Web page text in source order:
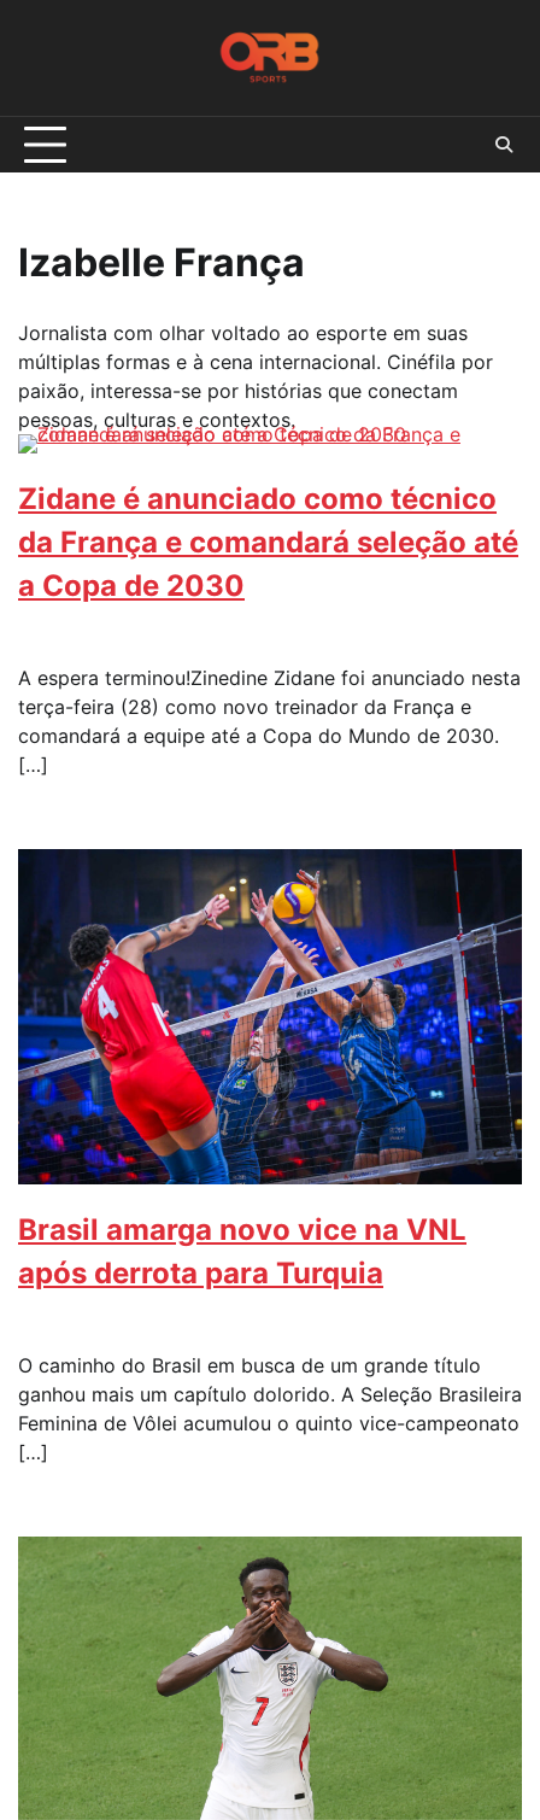
Izabelle França
Jornalista com olhar voltado ao esporte em suas
múltiplas formas e à cena internacional. Cinéfila por
paixão, interessa-se por histórias que conectam
pessoas, culturas e contextos.
Zidane é anunciado como técnico
da França e comandará seleção até
a Copa de 2030
A espera terminou!Zinedine Zidane foi anunciado nesta
terça-feira (28) como novo treinador da França e
comandará a equipe até a Copa do Mundo de 2030.
[…]
Brasil amarga novo vice na VNL
após derrota para Turquia
O caminho do Brasil em busca de um grande título
ganhou mais um capítulo dolorido. A Seleção Brasileira
Feminina de Vôlei acumulou o quinto vice-campeonato
[…]